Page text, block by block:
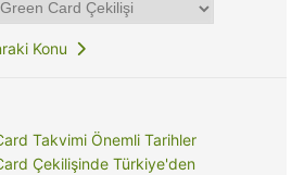
Konu
Takvimi Önemli Tarihler
Çekilişinde Türkiye'den